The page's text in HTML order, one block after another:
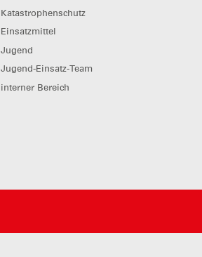
Katastrophenschutz
Einsatzmittel
Jugend
Jugend-Einsatz-Team
interner Bereich